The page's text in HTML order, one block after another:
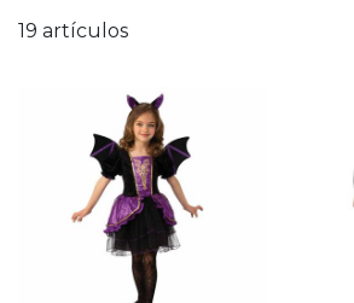
19 artículos